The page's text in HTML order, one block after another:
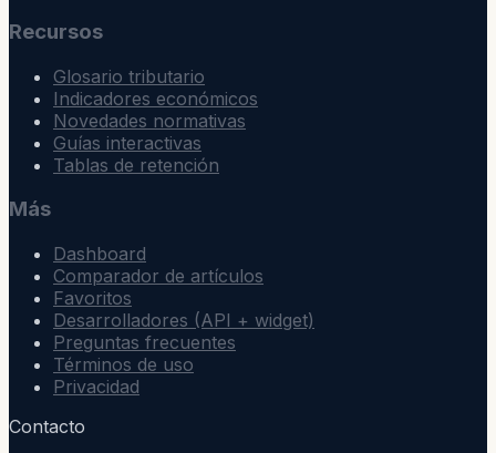
Recursos
Glosario tributario
Indicadores económicos
Novedades normativas
Guías interactivas
Tablas de retención
Más
Dashboard
Comparador de artículos
Favoritos
Desarrolladores (API + widget)
Preguntas frecuentes
Términos de uso
Privacidad
Contacto